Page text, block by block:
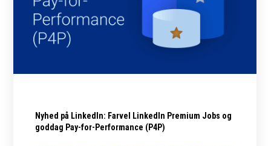
Nyhed på LinkedIn: Farvel LinkedIn Premium Jobs og
goddag Pay-for-Performance (P4P)